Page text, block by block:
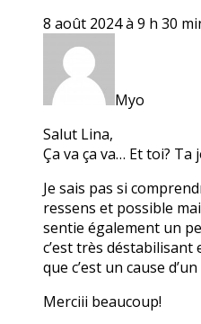
8 août 2024 à 9 h 30
Myo
Salut Lina,
Ça va ça va… Et toi?
Je sais pas si
ressens et possible
sentie également un
c’est très déstabilisant
que c’est un cause
Merciii beaucoup!